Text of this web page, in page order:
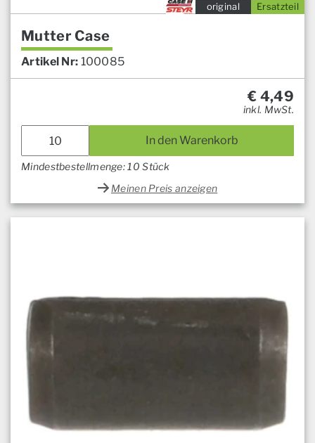
Ersatzteil
original
Mutter Case
Artikel Nr: 100085
€ 4,49
inkl. MwSt.
In den Warenkorb
Mindestbestellmenge: 10 Stück
Meinen Preis anzeigen